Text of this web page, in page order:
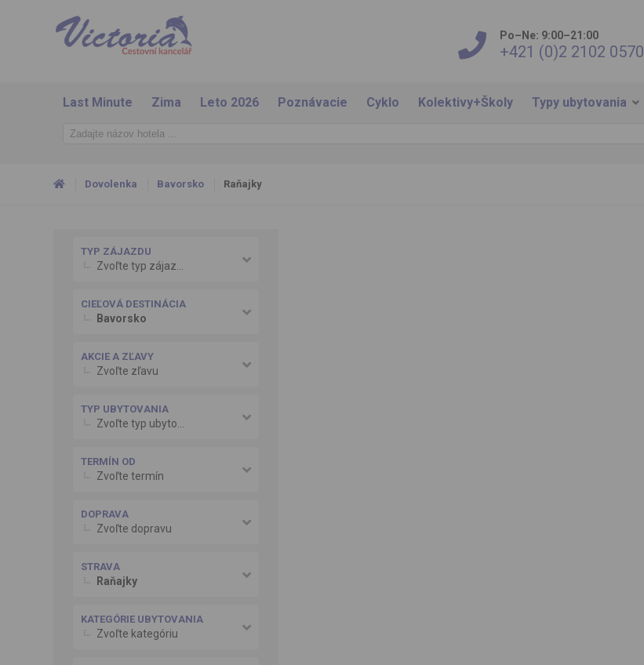
Po–Ne: 9:00–21:00
+421 (0)2 2102 0570
Last Minute Zima Leto 2026 Poznávacie Cyklo Kolektivy+Školy Typy ubytovania
Dovolenka Bavorsko Raňajky
TYP ZÁJAZDU
Zvoľte typ zájazdu
CIEĽOVÁ DESTINÁCIA
Bavorsko
AKCIE A ZĽAVY
Zvoľte zľavu
TYP UBYTOVANIA
Zvoľte typ ubytovania
TERMÍN OD
Zvoľte termín
DOPRAVA
Zvoľte dopravu
STRAVA
Raňajky
KATEGÓRIE UBYTOVANIA
Zvoľte kategóriu